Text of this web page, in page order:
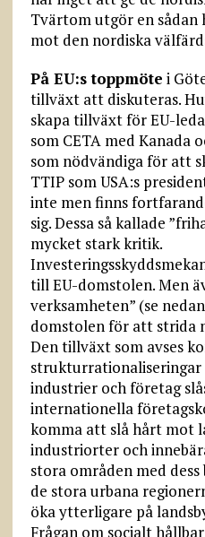
Tvärtom utgör en
mot den nordiska
På EU:s toppmöte i
tillväxt att diskuteras.
skapa tillväxt för EU-
som CETA med Kanada
som nödvändiga för att
TTIP som USA:s
inte men finns
sig. Dessa så kallade
mycket stark kritik.
till EU-domstolen. Men
verksamheten” (se
domstolen för att strida
Den tillväxt som avses
strukturrationaliseringar
industrier och företag
internationella
komma att slå hårt mot
industriorter och
stora områden med
de stora urbana
öka ytterligare på
Frågan om socialt